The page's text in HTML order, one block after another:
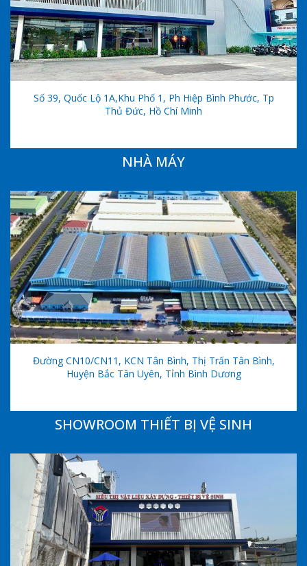
Số 39, Quốc Lộ 1A,khu Phố 1, Ph Hiệp Bình Phước, Tp
Thủ Đức, Hồ Chí Minh
NHÀ MÁY
Đường CN10/CN11, KCN Tân Bình, Thị Trấn Tân Bình,
Huyện Bắc Tân Uyên, Tỉnh Bình Dương
SHOWROOM THIẾT BỊ VỆ SINH